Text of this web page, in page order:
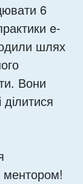
6
e-
шлях
Вони
ділитися
ментором!